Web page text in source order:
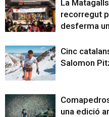
La
recorregut
desferma
Cinc
Salomon
una edició